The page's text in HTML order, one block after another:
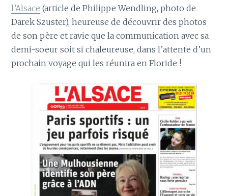
l’Alsace (article de Philippe Wendling, photo de
Darek Szuster), heureuse de découvrir des photos
de son père et ravie que la communication avec sa
demi-soeur soit si chaleureuse, dans l’attente d’un
prochain voyage qui les réunira en Floride !